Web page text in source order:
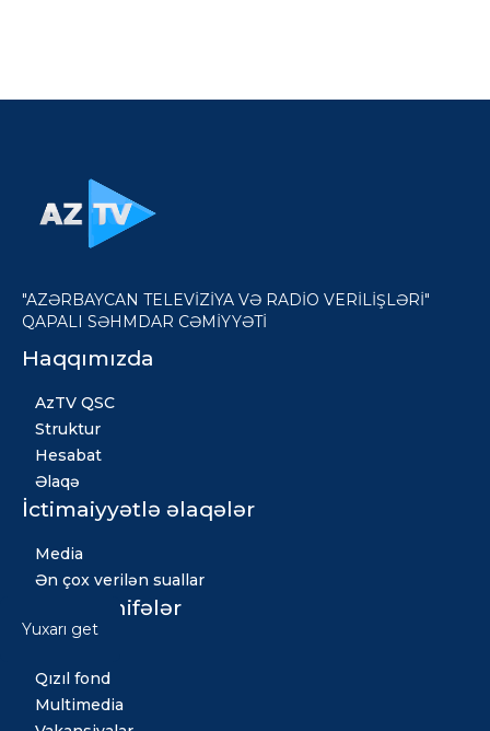
"AZƏRBAYCAN TELEVİZİYA VƏ RADİO VERİLİŞLƏRİ"
QAPALI SƏHMDAR CƏMİYYƏTİ
Haqqımızda
AzTV QSC
Struktur
Hesabat
Əlaqə
İctimaiyyətlə əlaqələr
Media
Ən çox verilən suallar
Digər səhifələr
Qızıl fond
Multimedia
Yuxarı get